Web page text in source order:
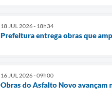
18 JUL 2026 - 18h34
Prefeitura entrega obras que
16 JUL 2026 - 09h00
Obras do Asfalto Novo avançam